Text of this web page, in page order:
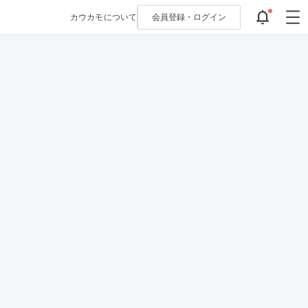
カウカモについて 会員登録・ ログイン